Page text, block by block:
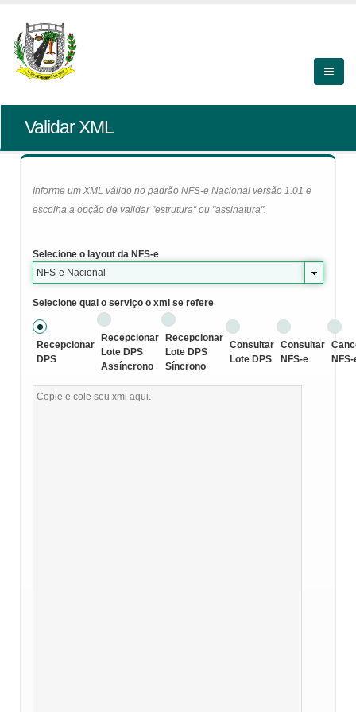
Validar XML
Informe um XML válido no padrão NFS-e Nacional versão 1.01 e
escolha a opção de validar "estrutura" ou "assinatura".
Selecione o layout da NFS-e
NFS-e Nacional
Selecione qual o serviço o xml se refere
Recepcionar
DPS
Recepcionar
Lote DPS
Assíncrono
Recepcionar
Lote DPS
Síncrono
Consultar
Lote DPS
Consultar
NFS-e
NFS-